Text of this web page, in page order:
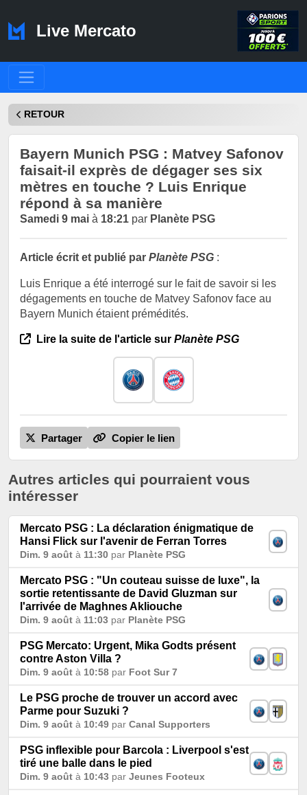
Live Mercato
RETOUR
Bayern Munich PSG : Matvey Safonov
faisait-il exprès de dégager ses six
mètres en touche ? Luis Enrique
répond à sa manière
Samedi 9 mai à 18:21 par Planète PSG
Article écrit et publié par Planète PSG :
Luis Enrique a été interrogé sur le fait de savoir si les
dégagements en touche de Matvey Safonov face au
Bayern Munich étaient prémédités.
Lire la suite de l'article sur Planète PSG
Partager Copier le lien
Autres articles qui pourraient vous
intéresser
Mercato PSG : La déclaration énigmatique de
Hansi Flick sur l'avenir de Ferran Torres
Dim. 9 août à 11:30 par Planète PSG
Mercato PSG : "Un couteau suisse de luxe", la
sortie retentissante de David Gluzman sur
l'arrivée de Maghnes Akliouche
Dim. 9 août à 11:03 par Planète PSG
PSG Mercato: Urgent, Mika Godts présent
contre Aston Villa ?
Dim. 9 août à 10:58 par Foot Sur 7
Le PSG proche de trouver un accord avec
Parme pour Suzuki ?
Dim. 9 août à 10:49 par Canal Supporters
PSG inflexible pour Barcola : Liverpool s'est
tiré une balle dans le pied
Dim. 9 août à 10:43 par Jeunes Footeux